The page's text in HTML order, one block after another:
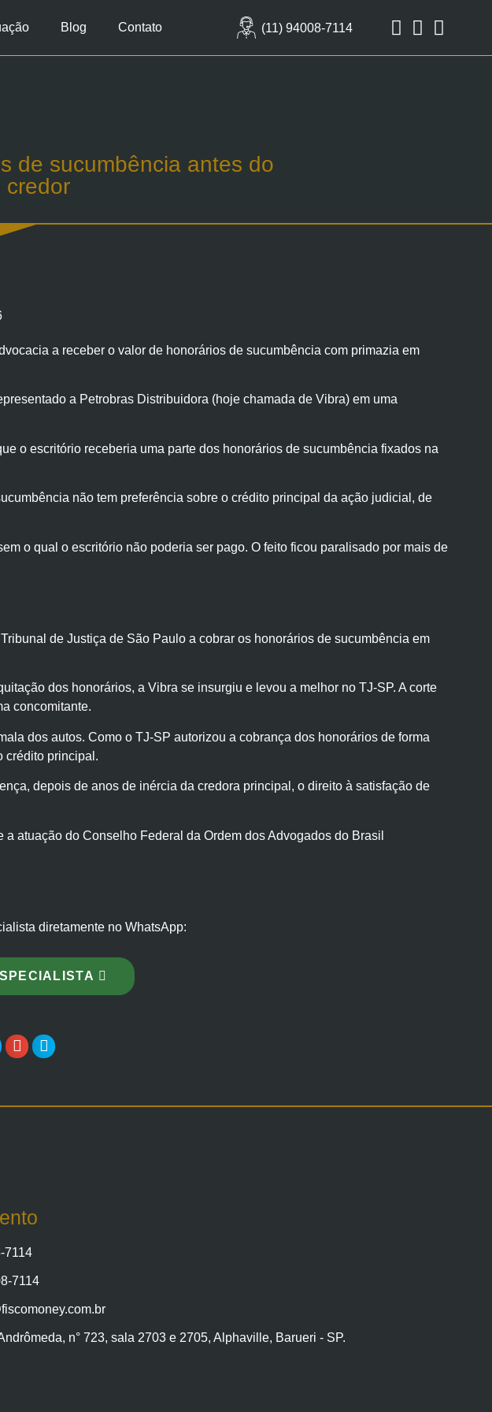
Blog Contato (11) 94008-7114
de sucumbência antes do
credor
a receber o valor de honorários de sucumbência com primazia em
a Petrobras Distribuidora (hoje chamada de Vibra) em uma
o escritório receberia uma parte dos honorários de sucumbência fixados na
não tem preferência sobre o crédito principal da ação judicial, de
o qual o escritório não poderia ser pago. O feito ficou paralisado por mais de
de Justiça de São Paulo a cobrar os honorários de sucumbência em
dos honorários, a Vibra se insurgiu e levou a melhor no TJ-SP. A corte
concomitante.
dos autos. Como o TJ-SP autorizou a cobrança dos honorários de forma
crédito principal.
depois de anos de inércia da credora principal, o direito à satisfação de
atuação do Conselho Federal da Ordem dos Advogados do Brasil
diretamente no WhatsApp:
7114
7114
n° 723, sala 2703 e 2705, Alphaville, Barueri - SP.